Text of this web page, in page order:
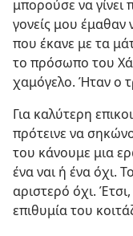
μπορούσε να γίνει
γονείς μου
που έκανε με τα
το πρόσωπο του
χαμόγελο. Ήταν ο
Για καλύτερη
πρότεινε να
του κάνουμε μια
ένα ναι ή ένα όχι.
αριστερό όχι.
επιθυμία του